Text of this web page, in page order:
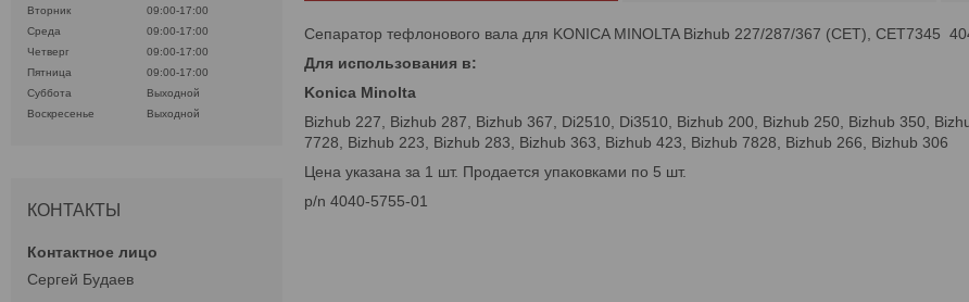
Сепаратор тефлонового вала для KONICA MINOLTA Bizhub 227/287/367 (CET), CET7345
Для использования в:
Konica Minolta
Bizhub 227, Bizhub 287, Bizhub 367, Di2510, Di3510, Bizhub 200, Bizhub 250, Bizhub 350,
7728, Bizhub 223, Bizhub 283, Bizhub 363, Bizhub 423, Bizhub 7828, Bizhub 266, Bizhub 306
Цена указана за 1 шт. Продается упаковками по 5 шт.
p/n 4040-5755-01
Вторник
09:00-17:00
Среда
09:00-17:00
Четверг
09:00-17:00
Пятница
09:00-17:00
Суббота
Выходной
Воскресенье
Выходной
КОНТАКТЫ
Сергей Будаев